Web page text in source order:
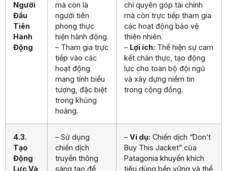
Người
Đầu
Tiên
Hành
Động
mà còn là
người tiên
phong thực
hiện hành động.
– Tham gia trực
tiếp vào các
hoạt động
mang tính biểu
tượng, đặc biệt
trong khủng
hoảng.
chỉ quyên góp tài chính
mà còn trực tiếp tham gia
các hoạt động bảo vệ
thiên nhiên.
– Lợi ích: Thể hiện sự cam
kết chân thực, tạo động
lực cho toàn bộ đội ngũ
và xây dựng niềm tin
trong cộng đồng.
4.3.
Tạo
Động
Lực Và
– Sử dụng
chiến dịch
truyền thông
sáng tạo để
– Ví dụ: Chiến dịch “Don’t
Buy This Jacket” của
Patagonia khuyến khích
tiêu dùng bền vững và thể